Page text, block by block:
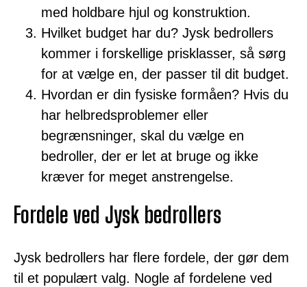
med holdbare hjul og konstruktion.
Hvilket budget har du? Jysk bedrollers
kommer i forskellige prisklasser, så sørg
for at vælge en, der passer til dit budget.
Hvordan er din fysiske formåen? Hvis du
har helbredsproblemer eller
begrænsninger, skal du vælge en
bedroller, der er let at bruge og ikke
kræver for meget anstrengelse.
Fordele ved Jysk bedrollers
Jysk bedrollers har flere fordele, der gør dem
til et populært valg. Nogle af fordelene ved